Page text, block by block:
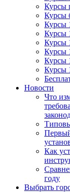
Курсы
Курсы
Курсы
Курсы
Курсы
Курсы
Курсы
Курсы
Новости
Что
Как
году
Выбрать